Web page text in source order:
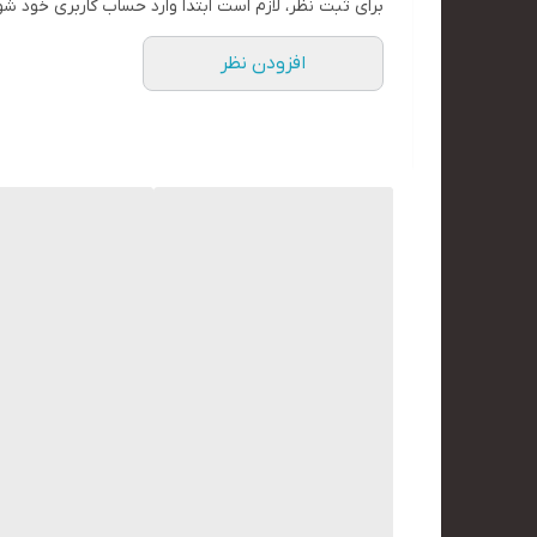
برای ثبت نظر، لازم است ابتدا وارد حساب کاربری خود
افزودن نظر